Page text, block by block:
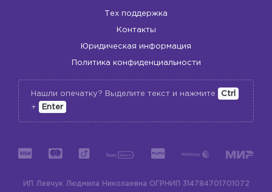
Тех поддержка
Контакты
Юридическая информация
Политика конфиденциальности
Нашли опечатку? Выделите текст и нажмите
Ctrl
+
Enter
ИП Левчук Людмила Николаевна ОГРНИП 314784701701072